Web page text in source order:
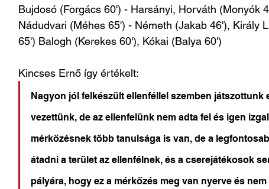
Bujdosó (Forgács 60') - Harsányi, Horváth (Monyók
Nádudvari (Méhes 65') - Németh (Jakab 46'), Király
65') Balogh (Kerekes 60'), Kókai (Balya 60')
Kincses Ernő így értékelt:
Nagyon jól felkészült ellenféllel szemben játszottunk
vezettünk, de az ellenfelünk nem adta fel és igen
mérkőzésnek több tanulsága is van, de a
átadni a terület az ellenfélnek, és a cserejátékosok
pályára, hogy ez a mérkőzés meg van nyerve és